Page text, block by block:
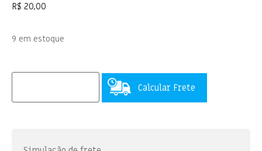
R$ 20,00
9 em estoque
Calcular Frete